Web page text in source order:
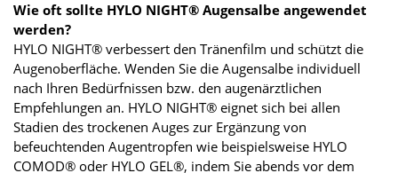
Wie oft sollte HYLO NIGHT® Augensalbe angewendet
werden?
HYLO NIGHT® verbessert den Tränenfilm und schützt die
Augenoberfläche. Wenden Sie die Augensalbe individuell
nach Ihren Bedürfnissen bzw. den augenärztlichen
Empfehlungen an. HYLO NIGHT® eignet sich bei allen
Stadien des trockenen Auges zur Ergänzung von
befeuchtenden Augentropfen wie beispielsweise HYLO
COMOD® oder HYLO GEL®, indem Sie abends vor dem